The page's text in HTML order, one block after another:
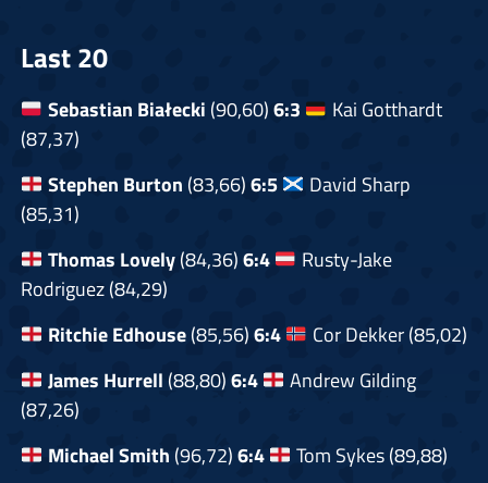
Last 20
Sebastian Białecki (90,60)6:3
Kai Gotthardt
(87,37)
Stephen Burton (83,66)6:5
David Sharp
(85,31)
Thomas Lovely(84,36)6:4
Rusty-Jake
Rodriguez (84,29)
Ritchie Edhouse(85,56)6:4
Cor Dekker (85,02)
James Hurrell (88,80)6:4
Andrew Gilding
(87,26)
Michael Smith (96,72)6:4
Tom Sykes (89,88)